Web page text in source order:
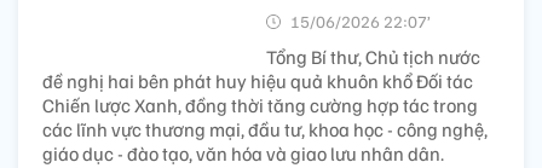
15/06/2026 22:07’
Tổng Bí thư, Chủ tịch nước
đề nghị hai bên phát huy hiệu quả khuôn khổ Đối tác
Chiến lược Xanh, đồng thời tăng cường hợp tác trong
các lĩnh vực thương mại, đầu tư, khoa học - công nghệ,
giáo dục - đào tạo, văn hóa và giao lưu nhân dân.